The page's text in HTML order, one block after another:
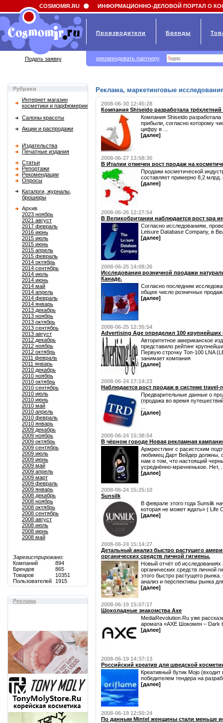
Field 'news_title' doesn't have a default value
Рубрики
Интернет магазин
косметики и парфюмерии
Салоны красоты
Акции и распродажи
Издательства
Печатные издания
Статьи
Репортажи
Рекомендации
Опросы
Каталоги, журналы,
брошюры
Архив
2023 ноябрь
2021 август
2017 февраль
2016 июнь
2015 июль
2015 июнь
2015 апрель
2015 февраль
2014 октябрь
2014 сентябрь
2014 июль
2014 июнь
2014 май
2014 апрель
2014 февраль
2014 январь
2013 декабрь
2013 ноябрь
2013 октябрь
2013 сентябрь
2013 август
2012 декабрь
2012 ноябрь
2012 октябрь
2011 февраль
2011 январь
2010 декабрь
2010 ноябрь
2010 октябрь
2010 сентябрь
2010 июль
2010 июнь
2010 май
2010 апрель
2010 февраль
2010 январь
2009 декабрь
2009 ноябрь
2009 октябрь
2009 сентябрь
2009 июль
2009 июнь
2009 май
2009 апрель
2009 март
2009 февраль
2009 январь
2008 декабрь
2008 ноябрь
2008 октябрь
2008 сентябрь
2008 август
2008 июль
2008 июнь
2008 май
Зарегистрировано:
Компаний
894
Брендов
865
Товаров
10351
Пользователей
1915
Реклама
Реклама, маркетинговые
2008-06-30 12:45:28
Компания Shiseido разработала
Компания Shiseido
прибыли, согласно которому
цифру в ...
[далее]
2008-06-27 13:58:30
В Италии отмечен рост продаж на
Продажи косметической
составляет примерно 8,2
[далее]
2008-06-26 12:27:54
В Великобритании наблюдается рост spa
Согласно исследованиям,
Leisure Database Company, в
[далее]
2008-06-25 14:08:26
Исследования розничной продажи
Канаде.
Согласно последним
общее число розничных
[далее]
2008-06-25 12:35:54
Advertising Age определил 100
Авторитетное американское
представило рейтинг
Первую строчку Топ-100 LNA
занимает компания
[далее]
2008-06-24 17:14:23
Наблюдается рост продаж в системе
Предварительные данные о
(продажа во время
[далее]
2008-06-24 15:38:54
В чёрном городе Новая рекламная
Армрестлинг с расистским
любимец Дарт Вейдер должны,
нам о том, что настоящий
усреднённо-мрачненькое. Нет,
[далее]
2008-06-24 15:25:10
Sunsilk
В феврале этого года Sunsilk
которая не может ждать» ( Life
[далее]
2008-06-24 15:14:27
Детальный анализ быстро растущего
органических средств личной гигиены.
Новый отчёт об
органических средств личной
этого быстро растущего
анализ и перспективы рынка
[далее]
2008-06-19 15:07:17
Шоколадные знакомства Ахе
MediaRevolution.Ru уже
аромата «AXE Шокомен – Dark
[далее]
2008-06-19 14:37:13
Российский креатив для шведской
Креативный бутик Mojo (входит
победителем тендера на
[далее]
2008-06-19 12:50:24
По данным Mintel женщины стали меньше
COSMOMIR.RU ИНФОРМАЦИОННО-ДЕЛОВОЙ ПОРТАЛ О
Производители Бренды
Подать заявку рекомендовать партнеру